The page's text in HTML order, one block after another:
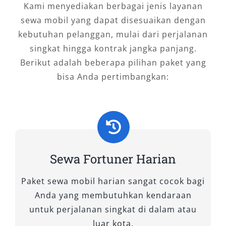
Dalam situasi apa pun—wisata, urusan dinas,
atau keperluan keluarga—rental mobil
Fortuner Kupang adalah keputusan tepat
untuk kenyamanan dan efektivitas perjalanan.
Mobil ini bukan sekadar alat transportasi,
melainkan partner andal yang siap
terbaik, pilih layanan sewa mobil Fortuner
dari penyedia terpercaya yang
opsi fleksibel mulai dari Fortuner lepas kunci
hingga dengan sopir. Wujudkan perjalanan tak
terlupakan dengan SUV mewah yang tangguh
dan berkelas.
Kami menyediakan berbagai jenis layanan
sewa mobil yang dapat disesuaikan dengan
kebutuhan pelanggan, mulai dari perjalanan
singkat hingga kontrak jangka panjang.
Berikut adalah beberapa pilihan paket yang
bisa Anda pertimbangkan:
Sewa Fortuner Harian
Paket sewa mobil harian sangat cocok bagi
Anda yang membutuhkan kendaraan
untuk perjalanan singkat di dalam atau
luar kota.